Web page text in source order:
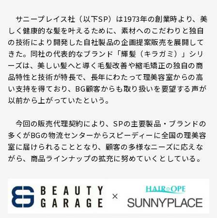
サニープレイス社（以下SP）は1973年の創業時より、美
しく健康的な髪を叶えるために、素材へのこだわりと独自
の技術により開発した自社製品の企画提案販売を展開して
きた。同社の代表的なブランド「輝髪（キラガミ）」シリ
ーズは、美しい髪へと導く毛髪改善や縮毛矯正の独自の商
品特性と技術が特長で、長年にわたって理美容室からの高
い支持を得ており、BG顧客からも取り扱いを要望する声が
以前から上がっていたという。
今回の販売代理契約により、SPの主要製品・ブランドの
多くがBGの物流センターからスピーディーに全国の理美容
室に届けられることとなり、顧客の多様なニーズに応えな
がら、商品ラインナップの拡充に努めていくとしている。